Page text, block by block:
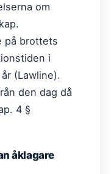
om
på brottets
i
(Lawline).
den dag då
4 §
åklagare